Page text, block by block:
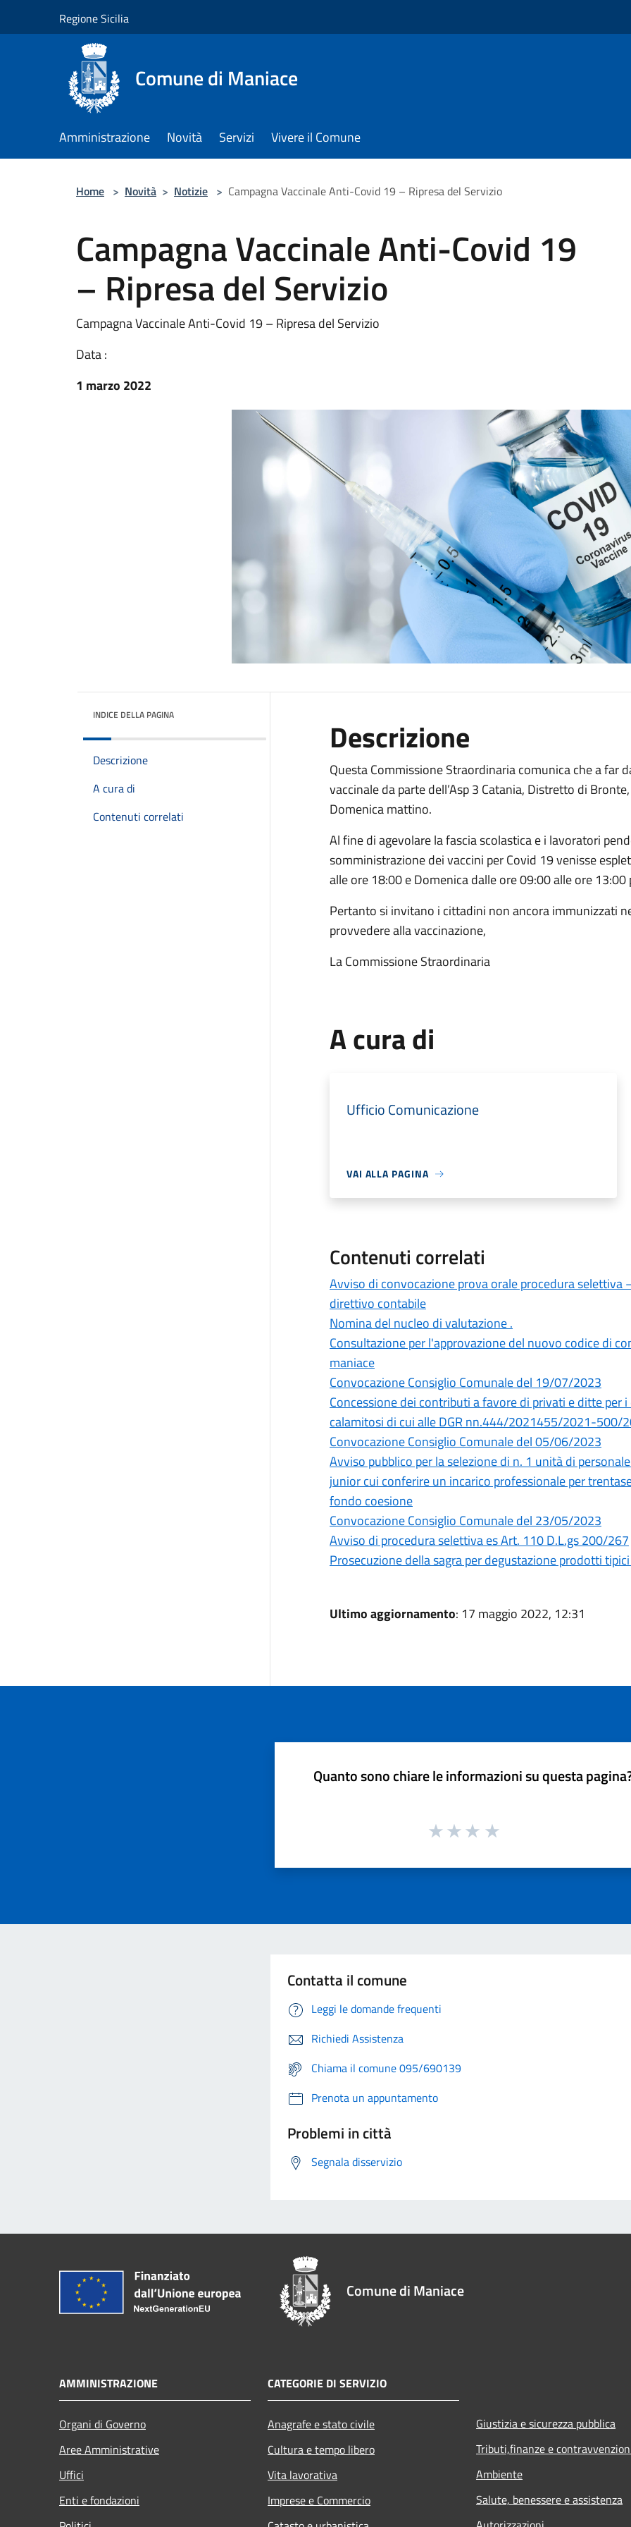
Regione Sicilia
Comune di Maniace
Amministrazione Novità Servizi Vivere il Comune
Home > Novità > Notizie > Campagna Vaccinale Anti-Covid 19 – Ripresa del Servizio
Campagna Vaccinale Anti-Covid 19
– Ripresa del Servizio
Campagna Vaccinale Anti-Covid 19 – Ripresa del Servizio
Data :
1 marzo 2022
INDICE DELLA PAGINA
Descrizione
A cura di
Contenuti correlati
Descrizione
Questa Commissione Straordinaria comunica che a far
vaccinale da parte dell’Asp 3 Catania, Distretto di
Domenica mattino.
Al fine di agevolare la fascia scolastica e i lavoratori
somministrazione dei vaccini per Covid 19 venisse
alle ore 18:00 e Domenica dalle ore 09:00 alle ore
Pertanto si invitano i cittadini non ancora immunizzati
provvedere alla vaccinazione,
La Commissione Straordinaria
A cura di
Ufficio Comunicazione
VAI ALLA PAGINA
Contenuti correlati
Avviso di convocazione prova orale procedura
direttivo contabile
Nomina del nucleo di valutazione .
Consultazione per l'approvazione del nuovo codice di
maniace
Convocazione Consiglio Comunale del 19/07/2023
Concessione dei contributi a favore di privati e ditte per
calamitosi di cui alle DGR nn.444/2021455/2021-500/
Convocazione Consiglio Comunale del 05/06/2023
Avviso pubblico per la selezione di n. 1 unità di
junior cui conferire un incarico professionale per
fondo coesione
Convocazione Consiglio Comunale del 23/05/2023
Avviso di procedura selettiva es Art. 110 D.L.gs 200/267
Prosecuzione della sagra per degustazione prodotti
Ultimo aggiornamento: 17 maggio 2022, 12:31
Quanto sono chiare le informazioni su questa
Contatta il comune
Leggi le domande frequenti
Richiedi Assistenza
Chiama il comune 095/690139
Prenota un appuntamento
Problemi in città
Segnala disservizio
Comune di Maniace
AMMINISTRAZIONE
Organi di Governo
Aree Amministrative
Uffici
Enti e fondazioni
CATEGORIE DI SERVIZIO
Anagrafe e stato civile
Cultura e tempo libero
Vita lavorativa
Imprese e Commercio
Giustizia e sicurezza pubblica
Tributi,finanze e
Ambiente
Salute, benessere e assistenza